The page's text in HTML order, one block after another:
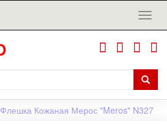
Флешка Кожаная Мерос "Meros" N327